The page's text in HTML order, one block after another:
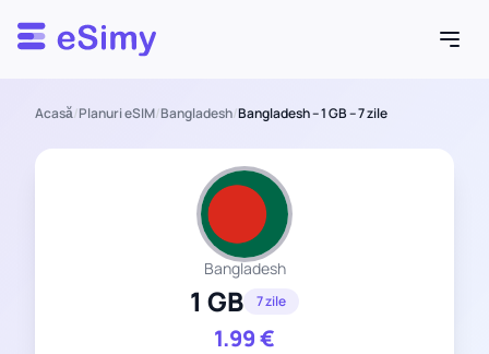
Esimy
Acasă/Planuri eSIM/Bangladesh/Bangladesh – 1 GB – 7 zile
Bangladesh
1 GB 7 zile
1.99€